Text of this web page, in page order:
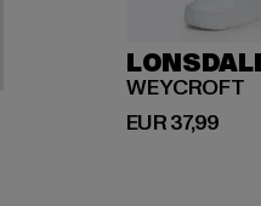
WEYCROFT
EUR 37,99
Huidige prijs: